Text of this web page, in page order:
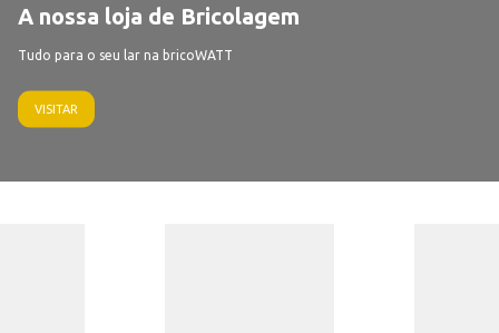
A nossa loja de Bricolagem
Tudo para o seu lar na bricoWATT
VISITAR